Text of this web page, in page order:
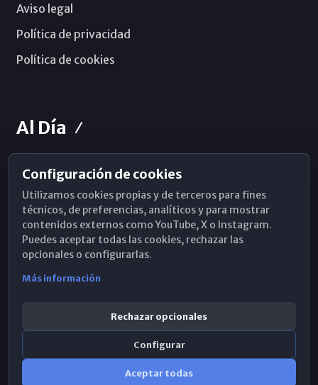
Aviso legal
Política de privacidad
Política de cookies
Al Día
Horarios de Misa
Hemeroteca
WhatsApp
Configuración de cookies
Utilizamos cookies propias y de terceros para fines
técnicos, de preferencias, analíticos y para mostrar
contenidos externos como YouTube, X o Instagram.
Puedes aceptar todas las cookies, rechazar las
opcionales o configurarlas.
Más información
Rechazar opcionales
Configurar
Aceptar todas